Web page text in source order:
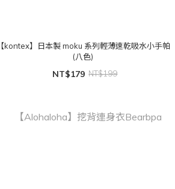
【kontex】日本製 moku 系列輕薄速乾吸水小手帕
(八色)
NT$179 NT$199